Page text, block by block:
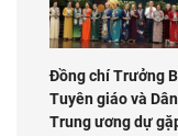
Đồng chí Trưởng
Tuyên giáo và
Trung ương dự